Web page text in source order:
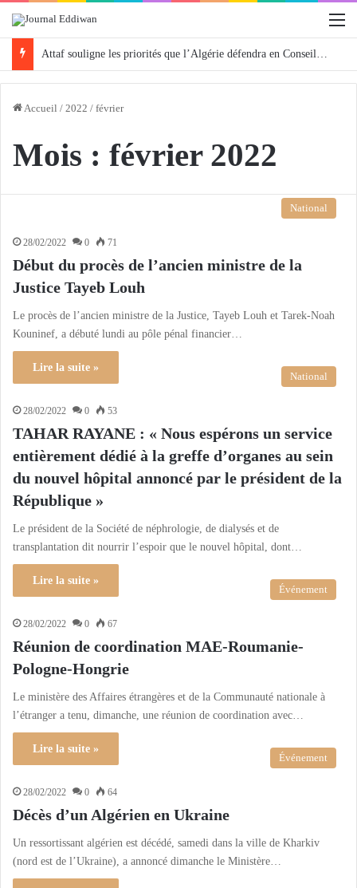
Attaf souligne les priorités que l’Algérie défendra en Conseil de sécurité « avec rigueur et engagement »
Accueil / 2022 / février
Mois : février 2022
National
28/02/2022 0 71
Début du procès de l’ancien ministre de la
Justice Tayeb Louh
Le procès de l’ancien ministre de la Justice, Tayeb Louh et Tarek-Noah
Kouninef, a débuté lundi au pôle pénal financier…
Lire la suite »
National
28/02/2022 0 53
TAHAR RAYANE : « Nous espérons un service
entièrement dédié à la greffe d’organes au sein
du nouvel hôpital annoncé par le président de la
République »
Le président de la Société de néphrologie, de dialysés et de
transplantation dit nourrir l’espoir que le nouvel hôpital, dont…
Lire la suite »
Événement
28/02/2022 0 67
Réunion de coordination MAE-Roumanie-
Pologne-Hongrie
Le ministère des Affaires étrangères et de la Communauté nationale à
l’étranger a tenu, dimanche, une réunion de coordination avec…
Lire la suite »
Événement
28/02/2022 0 64
Décès d’un Algérien en Ukraine
Un ressortissant algérien est décédé, samedi dans la ville de Kharkiv
(nord est de l’Ukraine), a annoncé dimanche le Ministère…